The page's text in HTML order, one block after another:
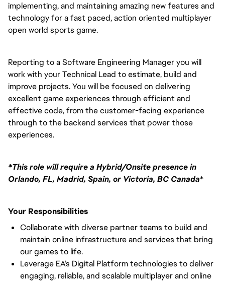
implementing, and maintaining amazing new features and
technology for a fast paced, action oriented multiplayer
open world sports game.
Reporting to a Software Engineering Manager you will
work with your Technical Lead to estimate, build and
improve projects. You will be focused on delivering
excellent game experiences through efficient and
effective code, from the customer-facing experience
through to the backend services that power those
experiences.
*This role will require a Hybrid/Onsite presence in
Orlando, FL, Madrid, Spain, or Victoria, BC Canada*
Your Responsibilities
Collaborate with diverse partner teams to build and
maintain online infrastructure and services that bring
our games to life.
Leverage EA’s Digital Platform technologies to deliver
engaging, reliable, and scalable multiplayer and online